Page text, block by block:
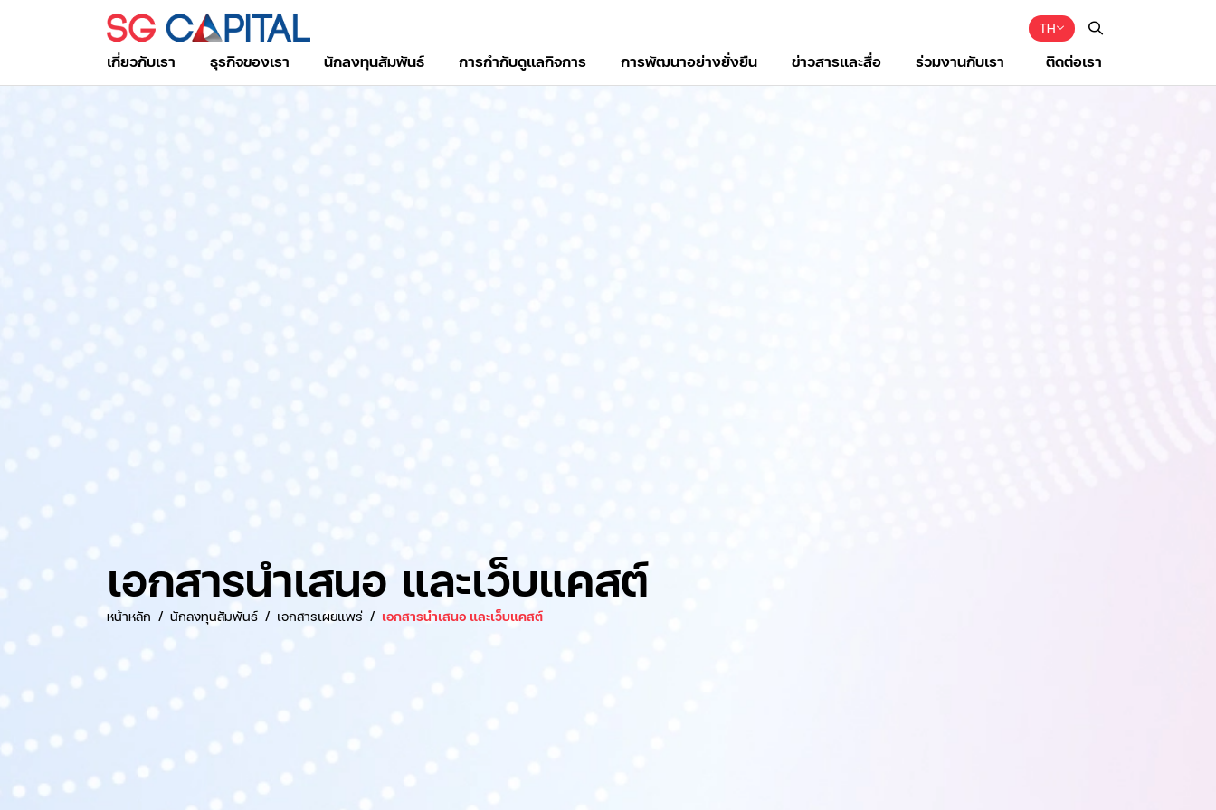
TH
เกี่ยวกับเรา ธุรกิจของเรา นักลงทุนสัมพันธ์ การกำกับดูแลกิจการ การพัฒนาอย่างยั่งยืน ข่าวสารและสื่อ ร่วมงานกับเรา ติดต่อเรา
เอกสารนำเสนอ และเว็บแคสต์
หน้าหลัก นักลงทุนสัมพันธ์ เอกสารเผยแพร่ เอกสารนำเสนอ และเว็บแคสต์